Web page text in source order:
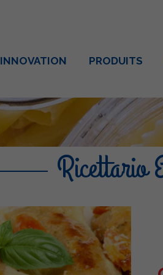
INNOVATION PRODUITS
Ricettario